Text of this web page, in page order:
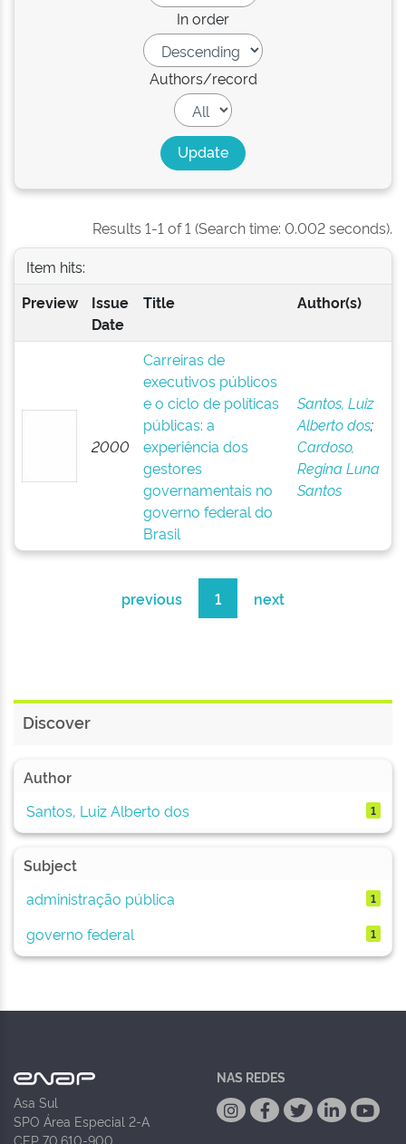
In order
Authors/record
Results 1-1 of 1 (Search time: 0.002 seconds).
Item hits:
Preview
Issue
Date
Title Author(s)
2000
Carreiras de
executivos públicos
e o ciclo de políticas
públicas: a
experiência dos
gestores
governamentais no
governo federal do
Brasil
Santos, Luiz
Alberto dos;
Cardoso,
Regina Luna
Santos
previous 1 next
Discover
Author
Santos, Luiz Alberto dos
1
Subject
administração pública
1
governo federal 1
Asa Sul
SPO Área Especial 2-A
CEP 70.610-900
NAS REDES